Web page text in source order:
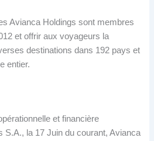
Avianca Holdings sont membres
et offrir aux voyageurs la
destinations dans 192 pays et
entier.
et financière
S.A., la 17 Juin du courant, Avianca